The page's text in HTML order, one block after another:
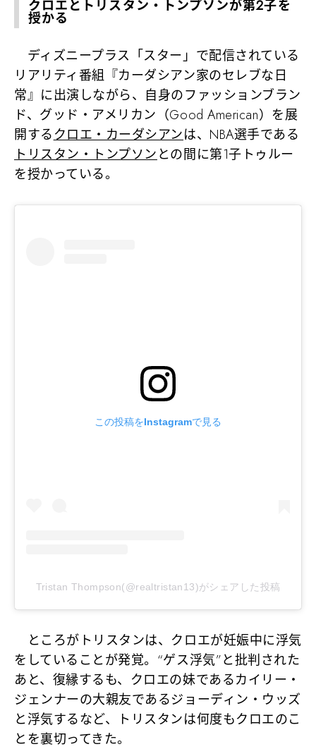
クロエとトリスタン・トンプソンが第2子を
授かる
ディズニープラス「スター」で配信されている
リアリティ番組『カーダシアン家のセレブな日
常』に出演しながら、自身のファッションブラン
ド、グッド・アメリカン（Good American）を展
開するクロエ・カーダシアンは、NBA選手である
トリスタン・トンプソンとの間に第1子トゥルー
を授かっている。
この投稿をInstagramで見る
Tristan Thompson(@realtristan13)がシェアした投稿
ところがトリスタンは、クロエが妊娠中に浮気
をしていることが発覚。“ゲス浮気”と批判された
あと、復縁するも、クロエの妹であるカイリー・
ジェンナーの大親友であるジョーディン・ウッズ
と浮気するなど、トリスタンは何度もクロエのこ
とを裏切ってきた。